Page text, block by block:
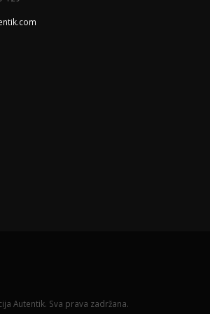
Autentik. Sva prava zadržana.